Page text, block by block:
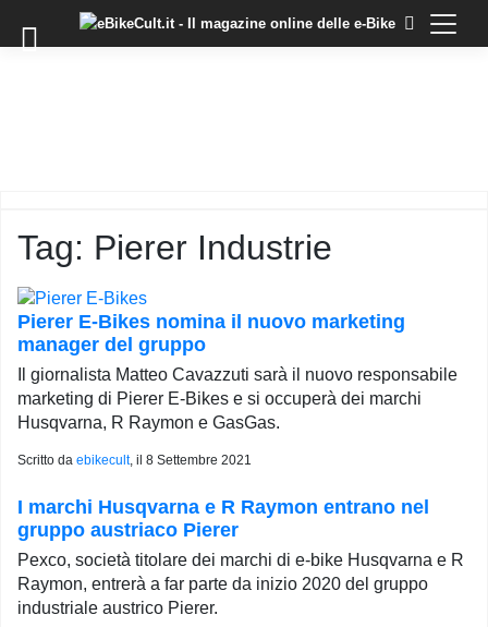
×
TUTORIAL
STAFF
DI
EBIKECULT
CONTATTI
PRIVACY
POLICY
Tag: Pierer Industrie
Pierer E-Bikes nomina il nuovo marketing
manager del gruppo
Il giornalista Matteo Cavazzuti sarà il nuovo responsabile
marketing di Pierer E-Bikes e si occuperà dei marchi
Husqvarna, R Raymon e GasGas.
Scritto da ebikecult, il 8 Settembre 2021
I marchi Husqvarna e R Raymon entrano nel
gruppo austriaco Pierer
Pexco, società titolare dei marchi di e-bike Husqvarna e R
Raymon, entrerà a far parte da inizio 2020 del gruppo
industriale austrico Pierer.